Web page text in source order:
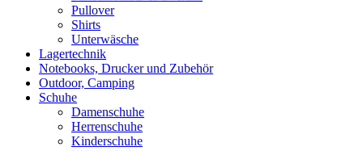
Pullover
Shirts
Unterwäsche
Lagertechnik
Notebooks, Drucker und Zubehör
Outdoor, Camping
Schuhe
Damenschuhe
Herrenschuhe
Kinderschuhe